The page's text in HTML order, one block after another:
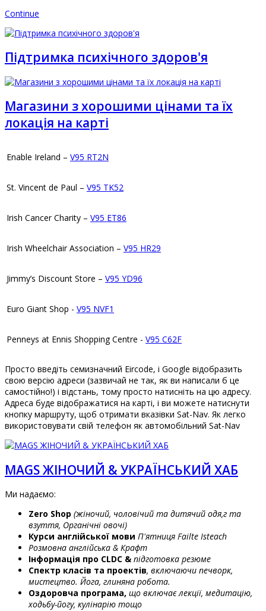
Continue
Підтримка психічного здоров'я
Магазини з хорошими цінами та їх
локація на карті
Enable Ireland – V95 RT2N
St. Vincent de Paul – V95 TK52
Irish Cancer Charity – V95 ET86
Irish Wheelchair Association – V95 HR29
Jimmy’s Discount Store – V95 YD96
Euro Giant Shop - V95 NVF1
Penneys at Ennis Shopping Centre - V95 C62F
Просто введіть семизначний Eircode, і Google відобразить
свою версію адреси (зазвичай не так, як ви написали б це
самостійно!) і відстань, тому просто натисніть на цю адресу.
Адреса буде відображатися на карті, і ви можете натиснути
кнопку маршруту, щоб отримати вказівки Sat-Nav. Як легко
використовувати свій телефон як автомобільний Sat-Nav
MAGS ЖІНОЧИЙ & УКРАЇНСЬКИЙ ХАБ
Ми надаємо:
Zero Shop (жіночий, чоловічий та дитячий одя,г та
взуття, Органічні овочі)
Курси англійської мови П'ятниця Failte Isteach
Розмовна англійська & Крафт
Інформація про CLDC & підготовка резюме
Спектр класів та проектів, включаючи печворк,
мистецтво. Йога, глиняна робота.
Оздоровча програма, що включає лекції, медитацію,
ходьбу-йогу, кулінарію тощо